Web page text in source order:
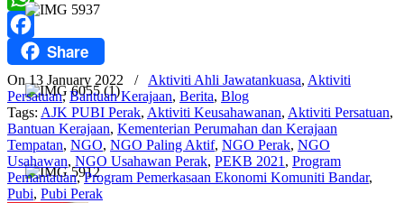
WhatsApp
FacebookShare
On 13 January 2022 / Aktiviti Ahli Jawatankuasa, Aktiviti
Persatuan,Bantuan Kerajaan, Berita, Blog
Tags: AJK PUBI Perak, Aktiviti Keusahawanan, Aktiviti Persatuan,
Bantuan Kerajaan, Kementerian Perumahan dan Kerajaan
Tempatan, NGO, NGO Paling Aktif, NGO Perak, NGO
Usahawan, NGO Usahawan Perak, PEKB 2021 , Program
Pemantauan,Program Pemerkasaan Ekonomi Komuniti Bandar,
Pubi, Pubi Perak